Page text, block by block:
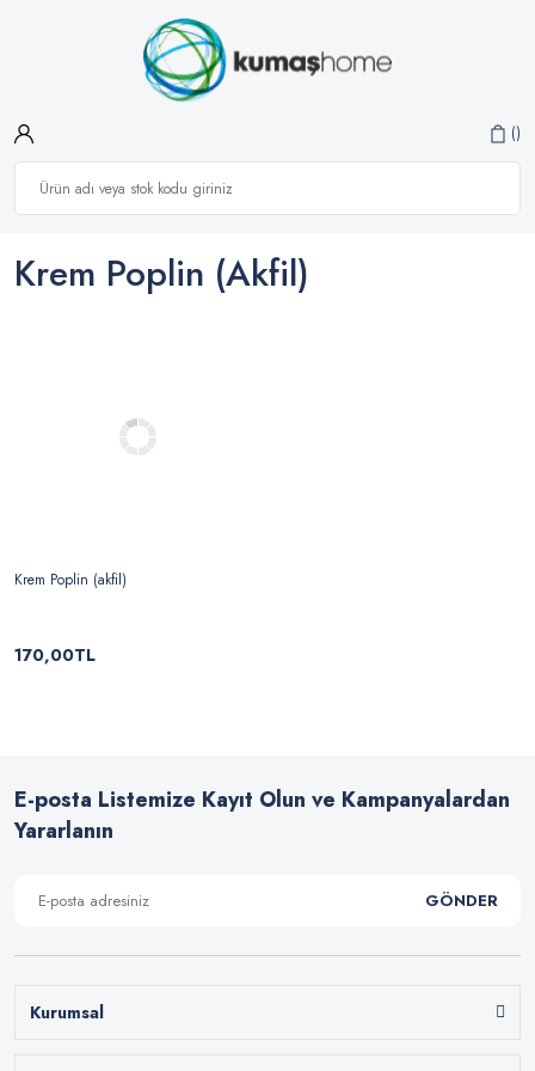
Krem Poplin (akfil)
Krem Poplin (akfil)
170,00TL
E-posta Listemize Kayıt Olun ve Kampanyalardan
Yararlanın
GÖNDER
Kurumsal